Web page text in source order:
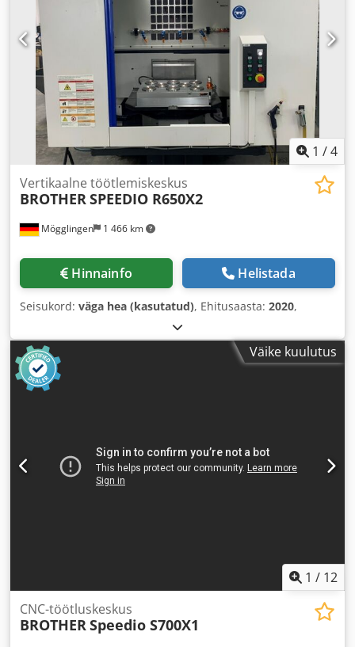
1 /4
Mögglingen 1 466 km
Vertikaalne töötlemiskeskus
BROTHERSPEEDIO R650X2
Hinnainfo Helistada
Seisukord: väga hea (kasutatud), Ehitusaasta: 2020,
Väike kuulutus
1 / 12
CNC-töötluskeskus
BROTHERSpeedio S700X1